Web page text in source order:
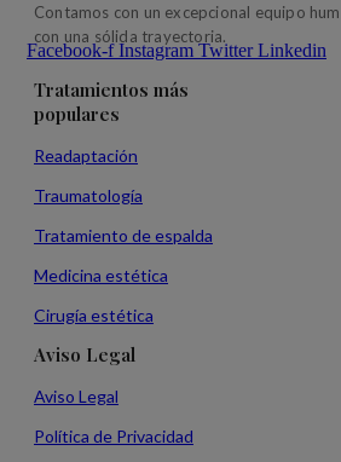
Contamos con un excepcional equipo
con una sólida trayectoria.
Facebook-f Instagram Twitter Linkedin
Tratamientos más
populares
Readaptación
Traumatología
Tratamiento de espalda
Medicina estética
Cirugía estética
Aviso Legal
Aviso Legal
Política de Privacidad